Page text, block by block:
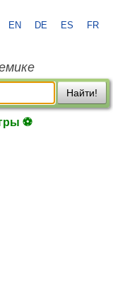
EN DE ES FR
Найти!
⚽